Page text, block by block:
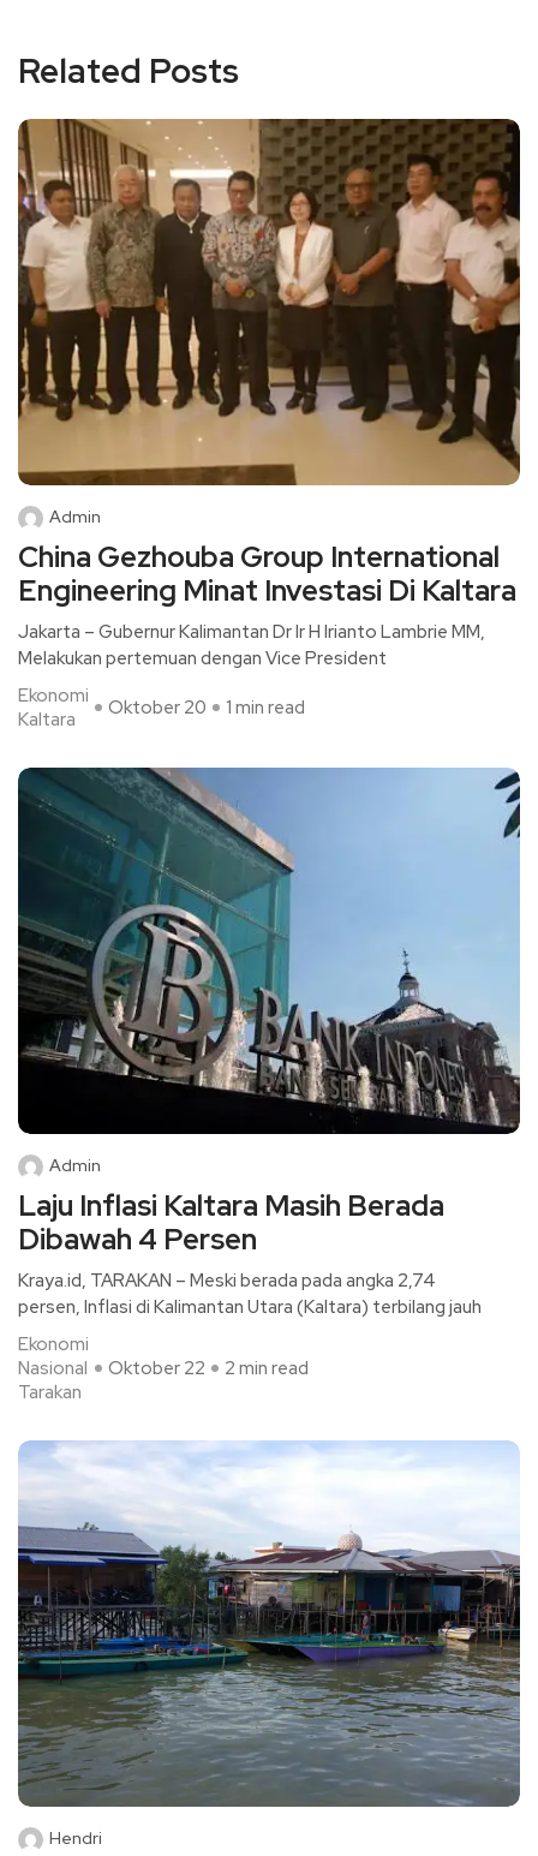
Related Posts
Admin
China Gezhouba Group International
Engineering Minat Investasi Di Kaltara
Jakarta – Gubernur Kalimantan Dr Ir H Irianto Lambrie MM,
Melakukan pertemuan dengan Vice President
Ekonomi
Kaltara
Oktober 20 1 min read
Admin
Laju Inflasi Kaltara Masih Berada
Dibawah 4 Persen
Kraya.id, TARAKAN – Meski berada pada angka 2,74
persen, Inflasi di Kalimantan Utara (Kaltara) terbilang jauh
Ekonomi
Nasional
Tarakan
Oktober 22 2 min read
Hendri